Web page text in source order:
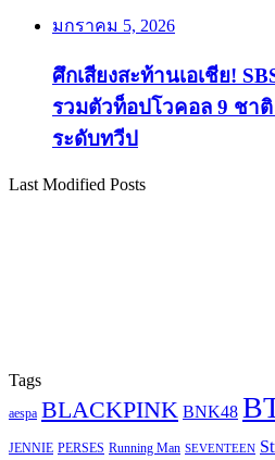
มกราคม 5, 2026
ศึกเสียงสะท้านเอเชีย!
รวมตัวท็อปโวคอล 9 ชา
ระดับทวีป
Last Modified Posts
Tags
aespa BLACKPINK BNK48
JENNIE PERSES Running Man SEVENTEEN